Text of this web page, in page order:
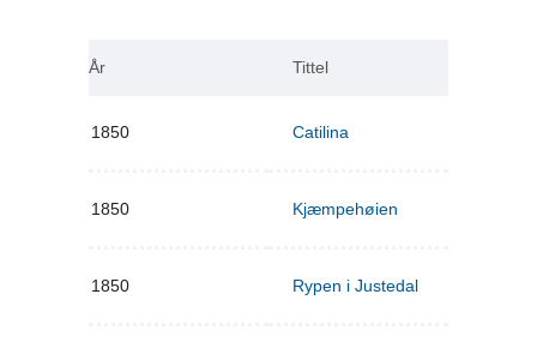
År Tittel
1850 Catilina
1850 Kjæmpehøien
1850 Rypen i Justedal